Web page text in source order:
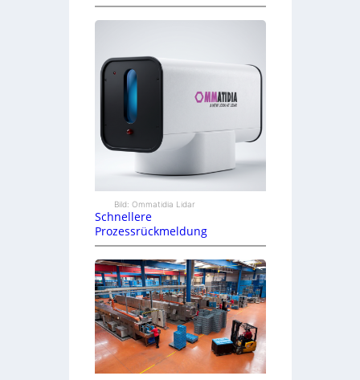
Bild: Ommatidia Lidar
Schnellere
Prozessrückmeldung